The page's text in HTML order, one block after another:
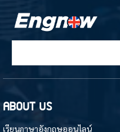
ABOUT US
เรียนภาษาอังกฤษออนไลน์